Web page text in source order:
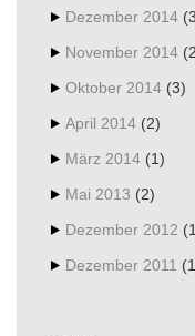
Dezember 2014
November 2014
Oktober 2014 (3)
April 2014 (2)
März 2014 (1)
Mai 2013 (2)
Dezember 2012
Dezember 2011